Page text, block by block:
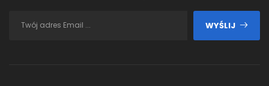
WYŚLIJ